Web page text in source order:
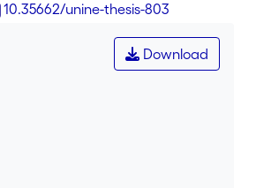
10.35662/unine-thesis-803
Download